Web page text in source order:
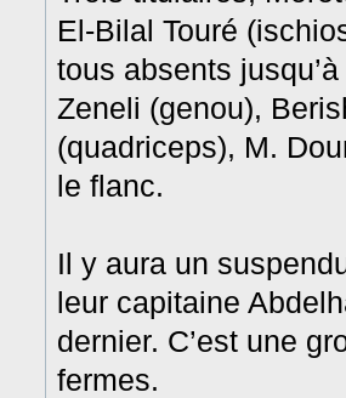
El-Bilal Touré
tous absents
Zeneli (genou),
(quadriceps), M.
le flanc.
Il y aura un
leur capitaine
dernier. C’est une
fermes.